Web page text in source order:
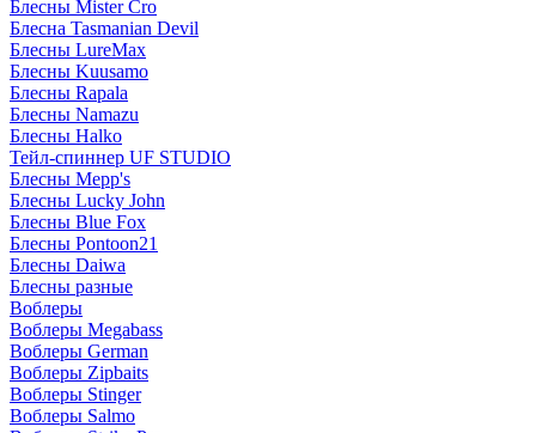
Блесны Mister Cro
Блесна Tasmanian Devil
Блесны LureMax
Блесны Kuusamo
Блесны Rapala
Блесны Namazu
Блесны Halko
Тейл-спиннер UF STUDIO
Блесны Mepp's
Блесны Lucky John
Блесны Blue Fox
Блесны Pontoon21
Блесны Daiwa
Блесны разные
Воблеры
Воблеры Megabass
Воблеры German
Воблеры Zipbaits
Воблеры Stinger
Воблеры Salmo